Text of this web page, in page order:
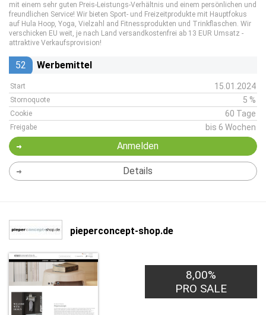
mit einem sehr guten Preis-Leistungs-Verhältnis und einem persönlichen und
freundlichen Service! Wir bieten Sport- und Freizeitprodukte mit Hauptfokus
auf Hula Hoop, Yoga, Vielzahl and Fitnessprodukten und Trinkflaschen. Wir
verschicken EU weit, je nach Land versandkostenfrei ab 13 EUR Umsatz -
attraktive Verkaufsprovision!
52 Werbemittel
Start 15.01.2024
Stornoquote 5 %
Cookie 60 Tage
Freigabe bis 6 Wochen
Anmelden
Details
pieperconcept-shop.de
8,00%
PRO SALE